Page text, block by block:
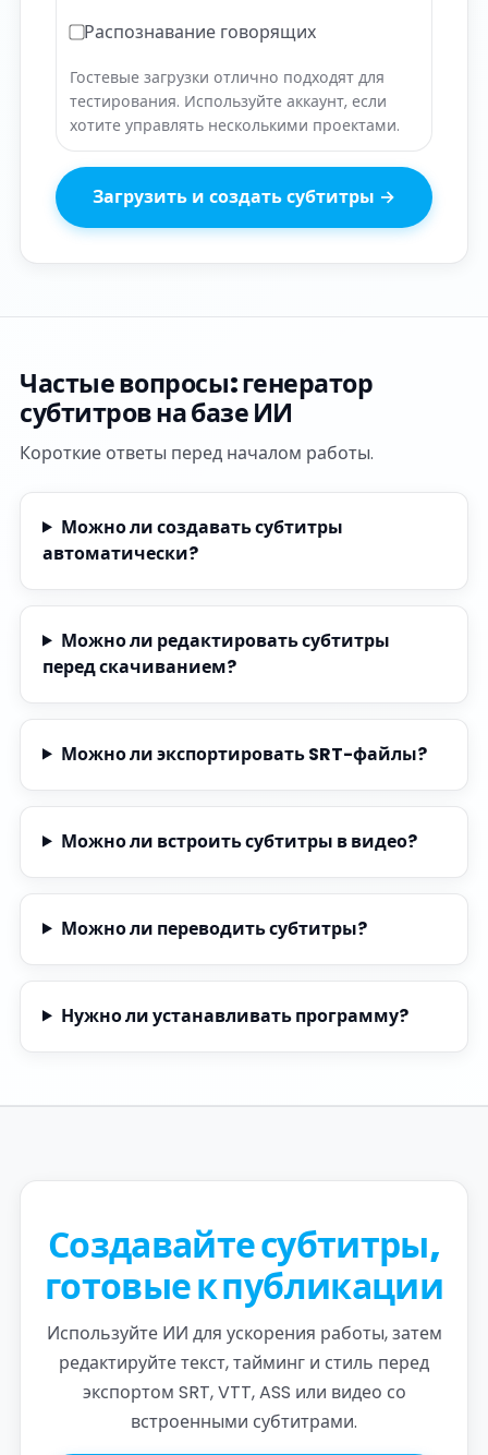
Распознавание говорящих
Гостевые загрузки отлично подходят для
тестирования. Используйте аккаунт, если
хотите управлять несколькими проектами.
Загрузить и создать субтитры →
Частые вопросы: генератор
субтитров на базе ИИ
Короткие ответы перед началом работы.
Можно ли создавать субтитры
автоматически?
Можно ли редактировать субтитры
перед скачиванием?
Можно ли экспортировать SRT-файлы?
Можно ли встроить субтитры в видео?
Можно ли переводить субтитры?
Нужно ли устанавливать программу?
Создавайте субтитры,
готовые к публикации
Используйте ИИ для ускорения работы, затем
редактируйте текст, тайминг и стиль перед
экспортом SRT, VTT, ASS или видео со
встроенными субтитрами.